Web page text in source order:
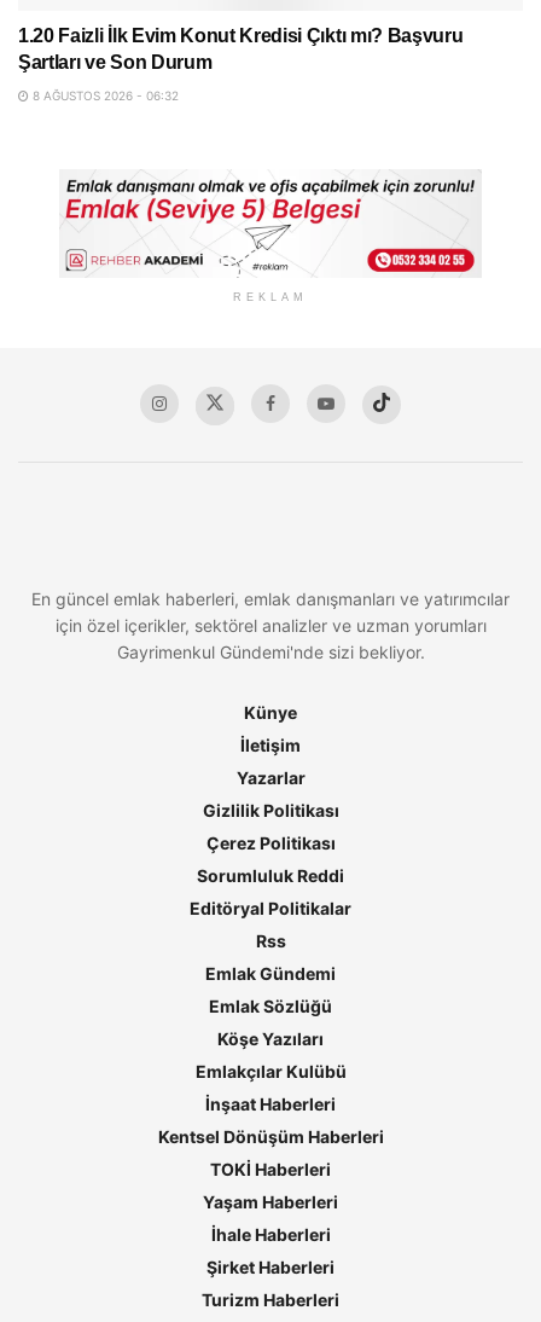
1.20 Faizli İlk Evim Konut Kredisi Çıktı mı? Başvuru
Şartları ve Son Durum
8 AĞUSTOS 2026 - 06:32
REKLAM
En güncel emlak haberleri, emlak danışmanları ve yatırımcılar
için özel içerikler, sektörel analizler ve uzman yorumları
Gayrimenkul Gündemi'nde sizi bekliyor.
Künye
İletişim
Yazarlar
Gizlilik Politikası
Çerez Politikası
Sorumluluk Reddi
Editöryal Politikalar
Rss
Emlak Gündemi
Emlak Sözlüğü
Köşe Yazıları
Emlakçılar Kulübü
İnşaat Haberleri
Kentsel Dönüşüm Haberleri
TOKİ Haberleri
Yaşam Haberleri
İhale Haberleri
Şirket Haberleri
Turizm Haberleri